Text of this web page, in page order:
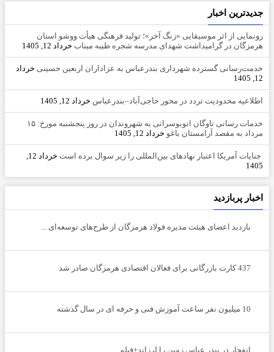
جدیدترین اخبار
رونمایی از اثر موسیقایی «زنگ آخر»؛ تولید فرهنگی هیأت ووشو استان
هرمزگان در گرامیداشت شهدای مدرسه شجره طیبه میناب خرداد 12, 1405
خدمت‌رسانی گسترده شهرداری بندرعباس به عزاداران اربعین حسینی خرداد
12, 1405
اطلاعیه محدودیت تردد در محور حاجی‌آباد–بندرعباس خرداد 12, 1405
خدمات رسانی ناوگان اتوبوسرانی به شهروندان در روز پنجشنبه مورخ: ۱۵
مرداد به مقصد آرامستان باغو خرداد 12, 1405
جنایات آمریکا اعتبار نهادهای بین‌المللی را زیر سوال برده است
1405
اخبار پربازدید
بازدید اعضای هیئت مدیره فولاد هرمزگان از طرح‌های توسعه‌ای ...
437 کارت بازرگانی برای فعالان اقتصادی هرمزگان صادر شد
10 میلیون نفر ساعت آموزش فنی و حرفه ای در سال گذشته
انفجار در بندر عباس زمین را لرزاند+فیلم